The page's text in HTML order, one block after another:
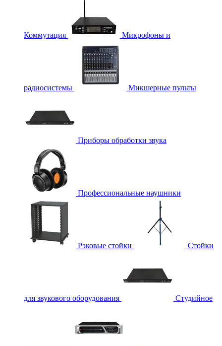
Коммутация Микрофоны и
радиосистемы Микшерные пульты
Приборы обработки звука
Профессиональные наушники
Рэковые стойки Стойки
для звукового оборудования Студийное